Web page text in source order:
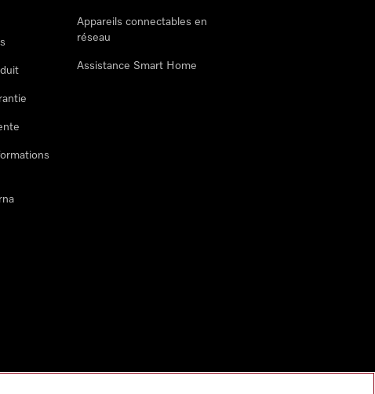
Appareils connectables en
réseau
Assistance Smart Home